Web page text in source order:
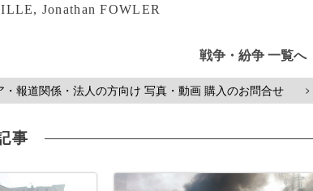
Jonathan FOWLER
戦争・紛争 一覧へ
・報道関係・法人の方向け 写真・動画 購入のお問合せ >
事